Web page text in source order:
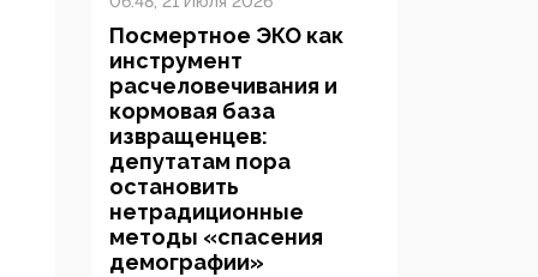
Посмертное ЭКО как
инструмент
расчеловечивания и
кормовая база
извращенцев:
депутатам пора
остановить
нетрадиционные
методы «спасения
демографии»